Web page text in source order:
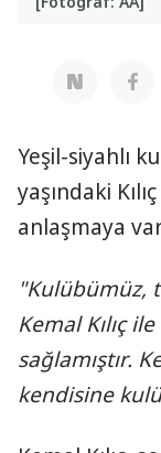
Yeşil-siyahlı
yaşındaki
anlaşmaya
"Kulübümüz,
Kemal Kılıç
sağlamıştır.
kendisine